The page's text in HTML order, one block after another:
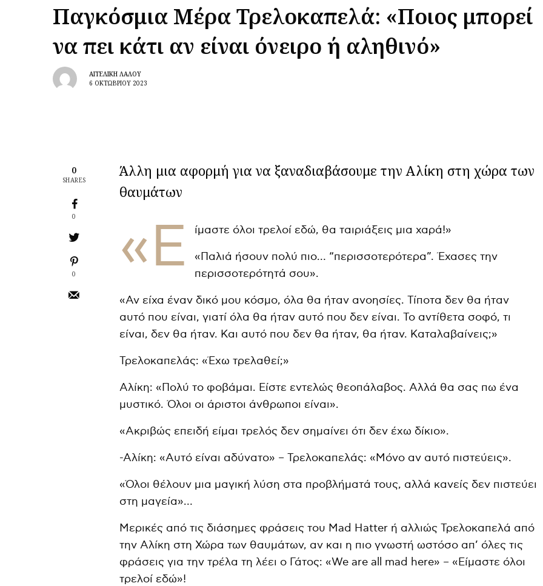
Παγκόσμια Μέρα Τρελοκαπελά: «Ποιος μπορεί
να πει κάτι αν είναι όνειρο ή αληθινό»
ΑΓΓΕΛΙΚΉ ΛΆΛΟΥ
6 ΟΚΤΩΒΡΊΟΥ 2023
0
SHARES
0
0
Άλλη μια αφορμή για να ξαναδιαβάσουμε την Αλίκη στη χώρα των
θαυμάτων
«Ε ίμαστε όλοι τρελοί εδώ, θα ταιριάξεις μια χαρά!»
«Παλιά ήσουν πολύ πιο… “περισσοτερότερα”. Έχασες την
περισσοτερότητά σου».
«Αν είχα έναν δικό μου κόσμο, όλα θα ήταν ανοησίες. Τίποτα δεν θα ήταν
αυτό που είναι, γιατί όλα θα ήταν αυτό που δεν είναι. Το αντίθετα σοφό, τι
είναι, δεν θα ήταν. Και αυτό που δεν θα ήταν, θα ήταν. Καταλαβαίνεις;»
Τρελοκαπελάς: «Έχω τρελαθεί;»
Αλίκη: «Πολύ το φοβάμαι. Είστε εντελώς θεοπάλαβος. Αλλά θα σας πω ένα
μυστικό. Όλοι οι άριστοι άνθρωποι είναι».
«Ακριβώς επειδή είμαι τρελός δεν σημαίνει ότι δεν έχω δίκιο».
-Αλίκη: «Αυτό είναι αδύνατο» – Τρελοκαπελάς: «Μόνο αν αυτό πιστεύεις».
«Όλοι θέλουν μια μαγική λύση στα προβλήματά τους, αλλά κανείς δεν πιστεύει
στη μαγεία»…
Μερικές από τις διάσημες φράσεις του Mad Hatter ή αλλιώς Τρελοκαπελά από
την Αλίκη στη Χώρα των θαυμάτων, αν και η πιο γνωστή ωστόσο απ’ όλες τις
φράσεις για την τρέλα τη λέει ο Γάτος: «We are all mad here» – «Είμαστε όλοι
τρελοί εδώ»!